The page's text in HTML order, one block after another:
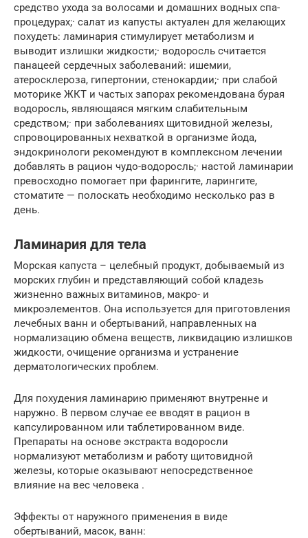
средство ухода за волосами и домашних водных спа-
процедурах;· салат из капусты актуален для желающих
похудеть: ламинария стимулирует метаболизм и
выводит излишки жидкости;· водоросль считается
панацеей сердечных заболеваний: ишемии,
атеросклероза, гипертонии, стенокардии;· при слабой
моторике ЖКТ и частых запорах рекомендована бурая
водоросль, являющаяся мягким слабительным
средством;· при заболеваниях щитовидной железы,
спровоцированных нехваткой в организме йода,
эндокринологи рекомендуют в комплексном лечении
добавлять в рацион чудо-водоросль;· настой ламинарии
превосходно помогает при фарингите, ларингите,
стоматите — полоскать необходимо несколько раз в
день.
Ламинария для тела
Морская капуста – целебный продукт, добываемый из
морских глубин и представляющий собой кладезь
жизненно важных витаминов, макро- и
микроэлементов. Она используется для приготовления
лечебных ванн и обертываний, направленных на
нормализацию обмена веществ, ликвидацию излишков
жидкости, очищение организма и устранение
дерматологических проблем.
Для похудения ламинарию применяют внутренне и
наружно. В первом случае ее вводят в рацион в
капсулированном или таблетированном виде.
Препараты на основе экстракта водоросли
нормализуют метаболизм и работу щитовидной
железы, которые оказывают непосредственное
влияние на вес человека .
Эффекты от наружного применения в виде
обертываний, масок, ванн: